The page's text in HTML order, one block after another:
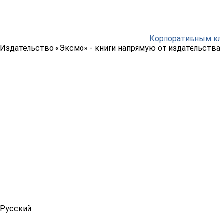
Корпоративным
Издательство «Эксмо» - книги напрямую от издательства
Русский